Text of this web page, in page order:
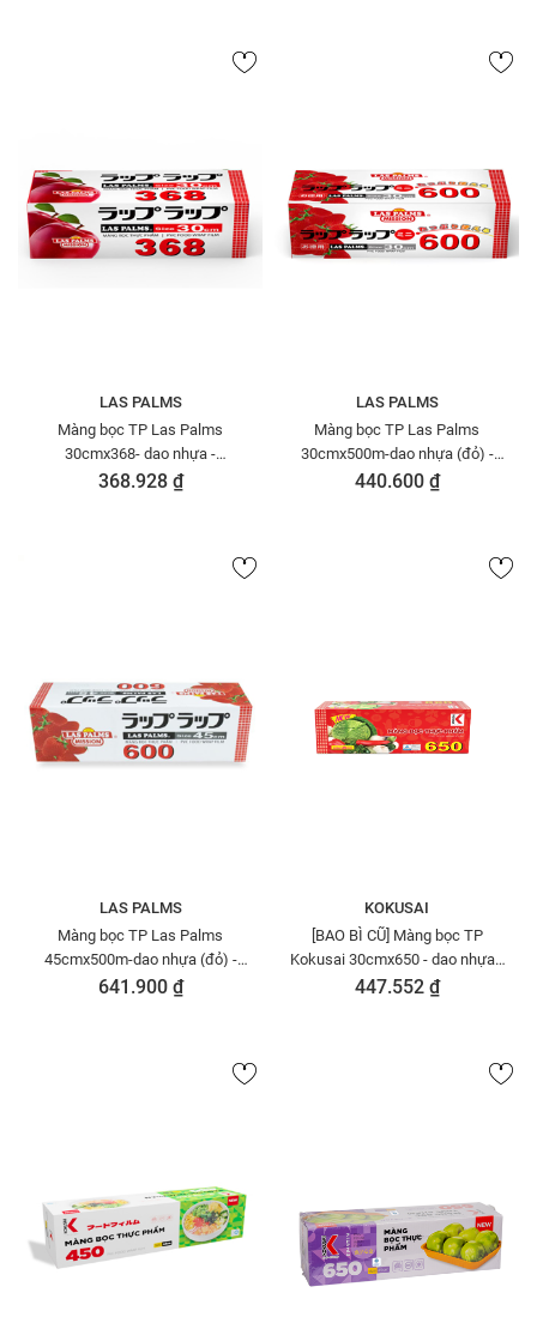
LAS PALMS
Màng bọc TP Las Palms
30cmx368- dao nhựa -
MBTP00006026
368.928 ₫
LAS PALMS
Màng bọc TP Las Palms
30cmx500m-dao nhựa (đỏ) -
MBTP50006071
440.600 ₫
LAS PALMS
Màng bọc TP Las Palms
45cmx500m-dao nhựa (đỏ) -
MBTP50006149
641.900 ₫
KOKUSAI
[BAO BÌ CŨ] Màng bọc TP
Kokusai 30cmx650 - dao nhựa -
MBTP00004534
447.552 ₫